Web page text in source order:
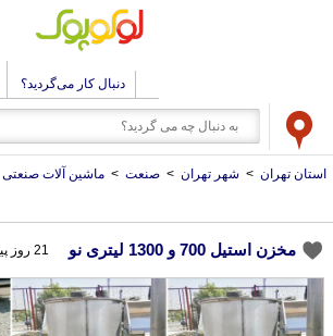
دنبال کار می‌گردید؟
استان تهران > شهر تهران > صنعت > ماشین آلات صنعتی
مخزن استیل 700 و 1300 لیتری نو 21 روز پیش